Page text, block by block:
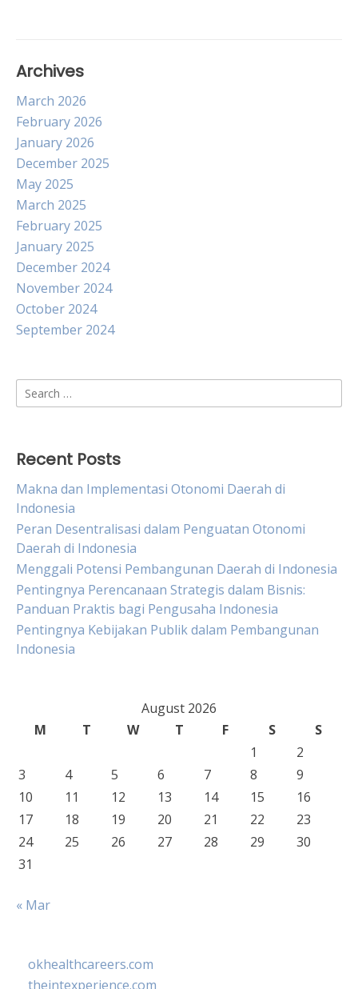
Archives
March 2026
February 2026
January 2026
December 2025
May 2025
March 2025
February 2025
January 2025
December 2024
November 2024
October 2024
September 2024
Search
for:
Recent Posts
Makna dan Implementasi Otonomi Daerah di
Indonesia
Peran Desentralisasi dalam Penguatan Otonomi
Daerah di Indonesia
Menggali Potensi Pembangunan Daerah di Indonesia
Pentingnya Perencanaan Strategis dalam Bisnis:
Panduan Praktis bagi Pengusaha Indonesia
Pentingnya Kebijakan Publik dalam Pembangunan
Indonesia
August 2026
M
T W T F S
S
1
2
3
4 5 6 7 8
9
10
11 12 13 14 15
16
17
18 19 20 21 22
23
24
25 26 27 28 29
30
31
« Mar
okhealthcareers.com
theintexperience.com